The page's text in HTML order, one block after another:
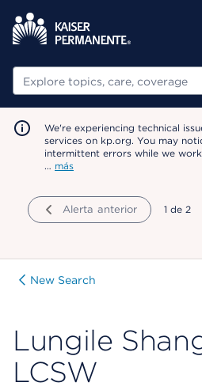
Buscar
We're experiencing technical
services on kp.org. You may
intermittent errors while we
… más
Alerta anterior 1 de 2
New Search
Lungile
LCSW